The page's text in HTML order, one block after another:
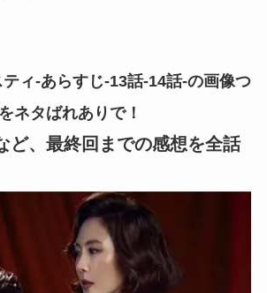
ィ-あらすじ-13話-14話-の画像つ
ネタばれありで！
ど、最終回までの感想を全話